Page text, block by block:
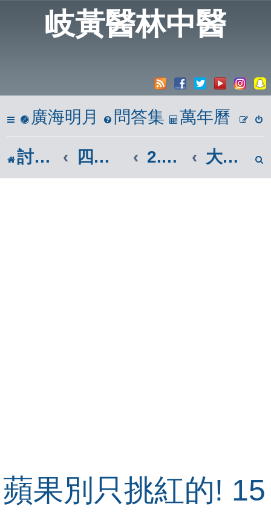
岐黃醫林中醫
廣海明月 問答集 萬年曆
討論區 四、心築情巢 2.哈拉區(我有話說說) 大家抱抱版(吐苦水)
蘋果別只挑紅的! 15